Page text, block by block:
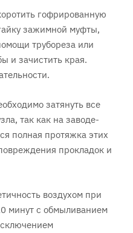
гофрированную
зажимной муфты,
трубореза или
и зачистить края.
затянуть все
так как на заводе-
полная протяжка этих
прокладок и
воздухом при
минут с обмыливанием